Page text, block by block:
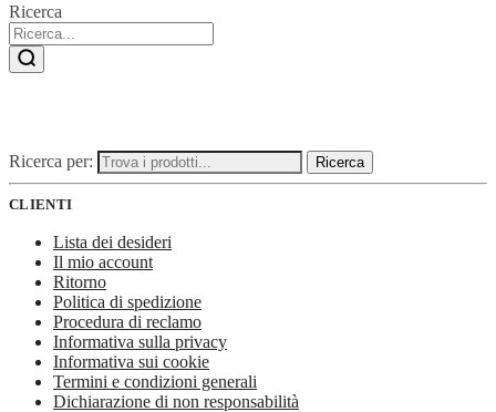
Ricerca
Ricerca per: Ricerca
CLIENTI
Lista dei desideri
Il mio account
Ritorno
Politica di spedizione
Procedura di reclamo
Informativa sulla privacy
Informativa sui cookie
Termini e condizioni generali
Dichiarazione di non responsabilità